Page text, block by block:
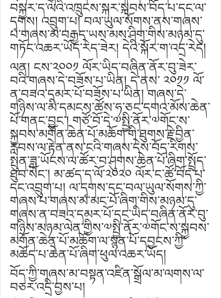
བསྐྱར་ད་ལོའི་འཁྲུངས་སྐར་སྐབས་བོད་པ་དང་ལ་
དྭགས། འབྲུག་པ། བལ་ཡུལ་སོགས་ནས་གཞས་
པ་གཞས་མ་བརྒྱད་ཡས་མས་ཤིག་གིས་མཉམ་དུ་
གཏོང་འཆར་ཡོད་རེད་ཟེར། དེའི་སྐོར་ག་འདྲ་རེད།
ལན། ངས་༢༠༠༡ ལོར་ཡིད་བཞིན་ནོར་བུ་ཟེར་
བའི་གཞས་དེ་བཟོས་པ་ཡིན། དེ་ནས་ ༢༠༡༡ ལོ་
ན་བཟའ་དམར་པོ་བཟོས་པ་ཡིན། གཞས་དེ་
གཉིས་ལ་མི་དམངས་ཚོས་ཧ་ཅང་དགའ་མོས་ཆེན་
པོ་གནང་བྱུང་། གཙོ་བོ་དེ་༧སྤྱི་ནོར་༧གོང་ས་
སྐྱབས་མགོན་ཆེན་པོ་མཆོག་གི་ཐུགས་རྗེ་བྱིན་
རླབས་ལ་རྟེན་ནས་ངའི་གཞས་དེས་བོད་རིགས་
སྤུན་ཟླ་ཡོངས་ལ་ཚོར་བ་ཤུགས་ཆེན་པོ་ཞིག་སྤྲོད་
ཐུབ་སོང་། མ་ཚད་ད་ལོ་༢༠༢༠ ལོར་ང་ཚོ་བོད་པ་
དང་འབྲུག་པ། ལ་དྭགས་དང་བལ་ཡུལ་སོགས་ཀྱི་
གཞས་པ་གཞས་མ་མང་པོ་ཞིག་གིས་མཉམ་དུ་
གཞས་ན་བཟའ་དམར་པོ་དང་ཡིད་བཞིན་ནོར་བུ་
གཉིས་མཉམ་ལེན་གྱིས་༧སྤྱི་ནོར་༧གོང་ས་སྐྱབས་
མགོན་ཆེན་པོ་མཆོག་ལ་སྙན་པོ་དབྱངས་ཀྱི་
མཆོད་པ་ཆེན་པོ་ཞིག་ཕུལ་འཆར་ཡོད།
བོད་ཀྱི་གཞས་མ་བསྟན་འཛིན་སྒྲོལ་མ་ལགས་ལ་
བཅར་འདྲི་བྱས་པ།